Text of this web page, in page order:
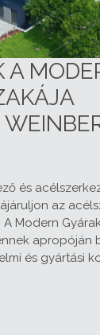
A
és
az
Modern
apropóján
és gyártási